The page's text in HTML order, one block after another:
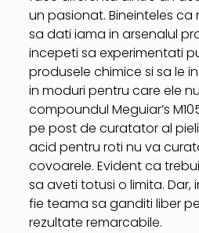
un pasionat. Bineinteles
sa dati iama in arsenalul
incepeti sa experimentati
produsele chimice si sa le
in moduri pentru care ele
compoundul Meguiar’s
pe post de curatator al
acid pentru roti nu va
covoarele. Evident ca
sa aveti totusi o limita. Dar,
fie teama sa ganditi liber
rezultate remarcabile.